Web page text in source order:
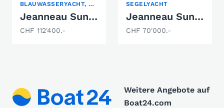
BLAUWASSERYACHT, KLASSISCHE SEGELYACHT, SEGELYACHT
Jeanneau Sun Odyssey 47
CHF 112'400.-
SEGELYACHT
Jeanneau Sun Odyssey 33i
CHF 70'000.-
Weitere Angebote auf
Boat24.com